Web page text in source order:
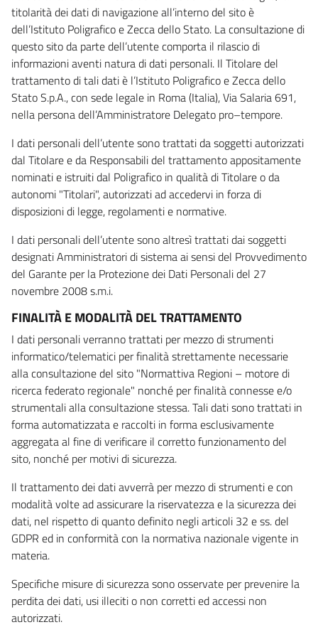
titolarità dei dati di navigazione all’interno del sito è
dell’Istituto Poligrafico e Zecca dello Stato. La consultazione di
questo sito da parte dell’utente comporta il rilascio di
informazioni aventi natura di dati personali. Il Titolare del
trattamento di tali dati è l’Istituto Poligrafico e Zecca dello
Stato S.p.A., con sede legale in Roma (Italia), Via Salaria 691,
nella persona dell’Amministratore Delegato pro–tempore.
I dati personali dell’utente sono trattati da soggetti autorizzati
dal Titolare e da Responsabili del trattamento appositamente
nominati e istruiti dal Poligrafico in qualità di Titolare o da
autonomi "Titolari", autorizzati ad accedervi in forza di
disposizioni di legge, regolamenti e normative.
I dati personali dell’utente sono altresì trattati dai soggetti
designati Amministratori di sistema ai sensi del Provvedimento
del Garante per la Protezione dei Dati Personali del 27
novembre 2008 s.m.i.
FINALITÀ E MODALITÀ DEL TRATTAMENTO
I dati personali verranno trattati per mezzo di strumenti
informatico/telematici per finalità strettamente necessarie
alla consultazione del sito "Normattiva Regioni – motore di
ricerca federato regionale" nonché per finalità connesse e/o
strumentali alla consultazione stessa. Tali dati sono trattati in
forma automatizzata e raccolti in forma esclusivamente
aggregata al fine di verificare il corretto funzionamento del
sito, nonché per motivi di sicurezza.
Il trattamento dei dati avverrà per mezzo di strumenti e con
modalità volte ad assicurare la riservatezza e la sicurezza dei
dati, nel rispetto di quanto definito negli articoli 32 e ss. del
GDPR ed in conformità con la normativa nazionale vigente in
materia.
Specifiche misure di sicurezza sono osservate per prevenire la
perdita dei dati, usi illeciti o non corretti ed accessi non
autorizzati.